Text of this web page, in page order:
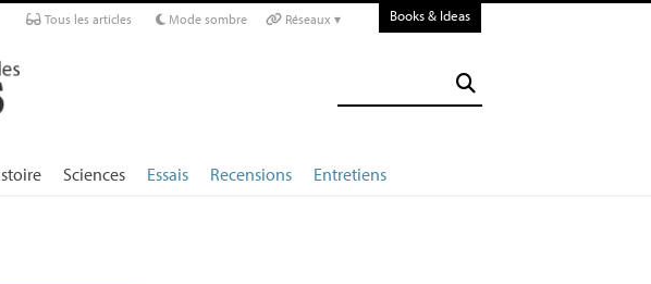
Tous les articles Mode sombre Réseaux ▾ Books & Ideas
Sciences Essais Recensions Entretiens